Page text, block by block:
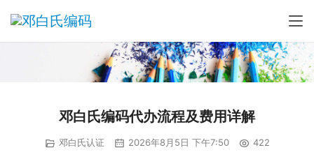
邓白氏编码代办流程及费用详解
邓白氏认证 2026年8月5日 下午7:50 422